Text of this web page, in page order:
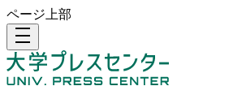
ページ上部
density_medium